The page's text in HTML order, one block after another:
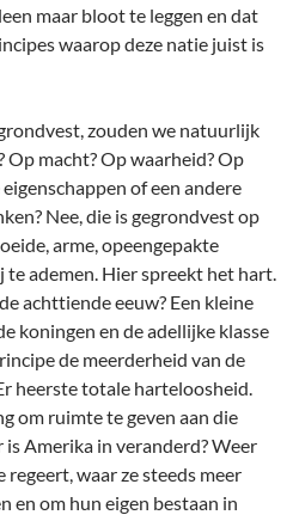
maar bloot te leggen en dat
waarop deze natie juist is
zouden we natuurlijk
Op macht? Op waarheid? Op
of een andere
Nee, die is gegrondvest op
arme, opeengepakte
te ademen. Hier spreekt het hart.
achttiende eeuw? Een kleine
koningen en de adellijke klasse
de meerderheid van de
heerste totale harteloosheid.
om ruimte te geven aan die
is Amerika in veranderd? Weer
waar ze steeds meer
en om hun eigen bestaan in